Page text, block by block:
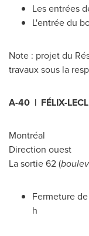
Les entrées
L'entrée du
Note : projet du
travaux sous la
A-40 | FÉLIX-
Montréal
Direction ouest
La sortie 62 (
Fermeture
h